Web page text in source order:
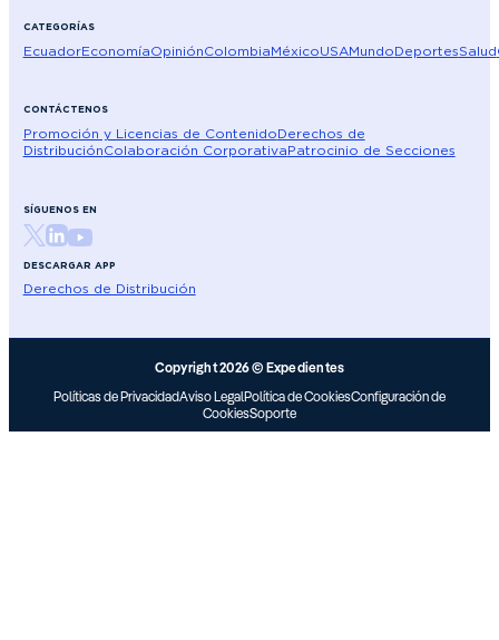
CATEGORÍAS
EcuadorEconomíaOpiniónColombiaMéxicoUSAMundoDeportesSalud
CONTÁCTENOS
Promoción y Licencias de ContenidoDerechos de
DistribuciónColaboración CorporativaPatrocinio de Secciones
SÍGUENOS EN
DESCARGAR APP
Derechos de Distribución
Copyright 2026 © Expedientes
Políticas de PrivacidadAviso LegalPolítica de CookiesConfiguración de
CookiesSoporte